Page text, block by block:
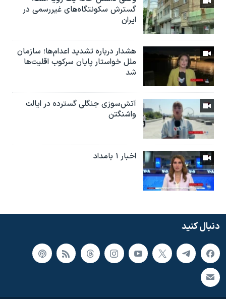
گسترش سکونتگاه‌های غیررسمی در
ایران
هشدار درباره تشدید اعدام‌ها؛ سازمان
ملل خواستار پایان سرکوب اقلیت‌ها
شد
آتش‌سوزی جنگلی گسترده در ایالت
واشنگتن
اخبار ۱ بامداد
دنبال کنید